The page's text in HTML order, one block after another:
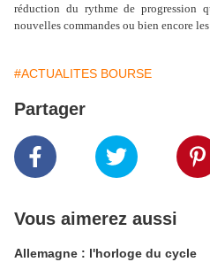
réduction du rythme de progression
nouvelles commandes ou bien encore
#ACTUALITES BOURSE
Partager
Vous aimerez aussi
Allemagne : l'horloge du cycle